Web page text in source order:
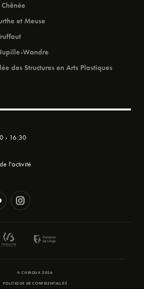
et Meuse
Wandre
des Structures en Arts Plastiques
› 16:30
l'activité
© CHIROUX 2026
POLITIQUE DE CONFIDENTIALITÉ